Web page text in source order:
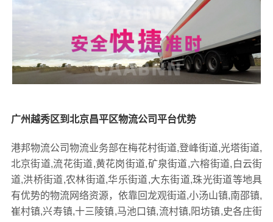
广州越秀区到北京昌平区物流公司平台优势
港邦物流公司物流业务部在梅花村街道,登峰街道,光塔街道,
北京街道,流花街道,黄花岗街道,矿泉街道,六榕街道,白云街
道,洪桥街道,农林街道,华乐街道,大东街道,珠光街道等地具
有优势的物流网络资源，依靠回龙观街道,小汤山镇,南邵镇,
崔村镇,兴寿镇,十三陵镇,马池口镇,流村镇,阳坊镇,史各庄街